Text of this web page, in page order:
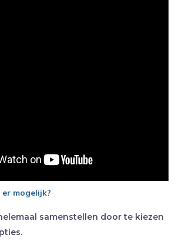
mogelijk?
samenstellen door te kiezen